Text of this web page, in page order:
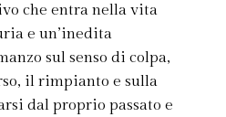
che entra nella vita
e un’inedita
sul senso di colpa,
il rimpianto e sulla
dal proprio passato e